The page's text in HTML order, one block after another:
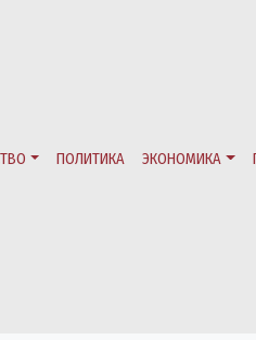
ПОЛИТИКА ЭКОНОМИКА